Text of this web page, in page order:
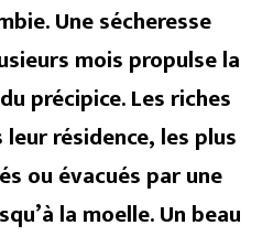
Une sécheresse
mois propulse la
précipice. Les riches
résidence, les plus
ou évacués par une
la moelle. Un beau